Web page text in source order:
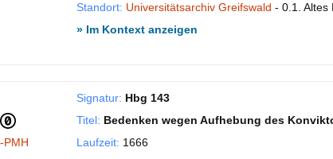
Standort: Universitätsarchiv Greifswald - 0.1. Altes
» Im Kontext anzeigen
PMH
Signatur: Hbg 143
Titel: Bedenken wegen Aufhebung des
Laufzeit: 1666